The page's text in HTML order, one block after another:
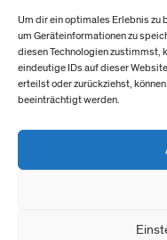
Um dir ein optimales Erlebnis zu
um Geräteinformationen zu
diesen Technologien zustimmst,
eindeutige IDs auf dieser
erteilst oder zurückziehst,
beeinträchtigt werden.